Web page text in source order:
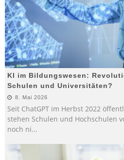
KI im Bildungswesen:
Schulen und Universitäten?
8. Mai 2026
Seit ChatGPT im Herbst 2022
stehen Schulen und Hochschulen
noch ni...